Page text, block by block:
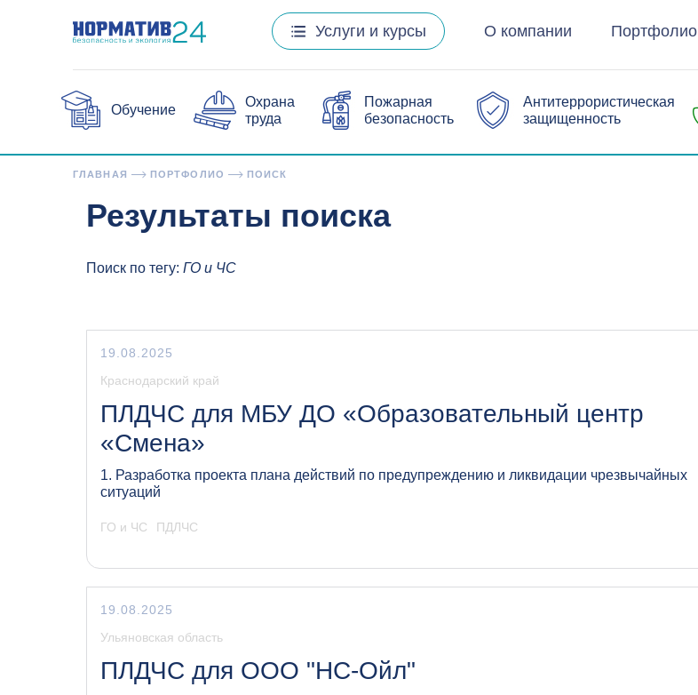
Услуги и курсы О компании Портфолио
Обучение
Охрана
труда
Пожарная
безопасность
Антитеррористическая
защищенность
ГЛАВНАЯ ПОРТФОЛИО ПОИСК
Результаты поиска
Поиск по тегу: ГО и ЧС
19.08.2025
Краснодарский край
ПЛДЧС для МБУ ДО «Образовательный центр
«Смена»
1. Разработка проекта плана действий по предупреждению и ликвидации чрезвычайных
ситуаций
ГО и ЧС ПДЛЧС
19.08.2025
Ульяновская область
ПЛДЧС для ООО "НС-Ойл"